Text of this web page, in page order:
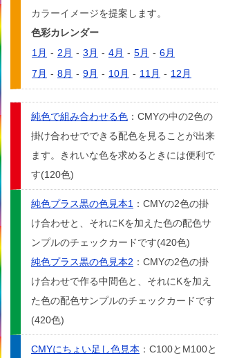
カラーイメージを提案します。
色彩カレンダー
1月 - 2月 - 3月 - 4月 - 5月 - 6月
7月 - 8月 - 9月 - 10月 - 11月 - 12月
純色で組み合わせる色 ：CMYの中の2色の
掛け合わせでできる配色を見ることが出来
ます。きれいな色を求めるときには便利で
す(120色)
純色プラス黒の色見本1 ：CMYの2色の掛
け合わせと、それにKを加えた色の配色サ
ンプルのチェックカードです(420色)
純色プラス黒の色見本2 ：CMYの2色の掛
け合わせで作る中間色と、それにKを加え
た色の配色サンプルのチェックカードです
(420色)
CMYにちょい足し色見本 ：C100とM100と